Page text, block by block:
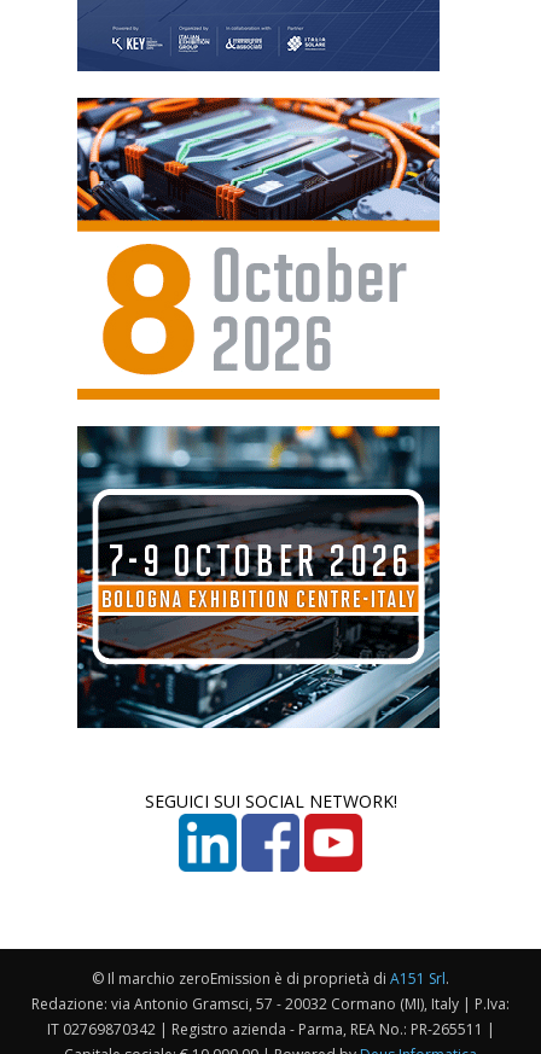
SEGUICI SUI SOCIAL NETWORK!
© Il marchio zeroEmission è di proprietà di A151 Srl.
Redazione: via Antonio Gramsci, 57 - 20032 Cormano (MI), Italy | P.Iva:
IT 02769870342 | Registro azienda - Parma, REA No.: PR-265511 |